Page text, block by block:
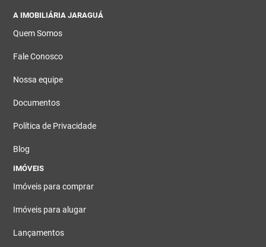
A IMOBILIÁRIA JARAGUÁ
Quem Somos
Fale Conosco
Nossa equipe
Documentos
Política de Privacidade
Blog
IMÓVEIS
Imóveis para comprar
Imóveis para alugar
Lançamentos